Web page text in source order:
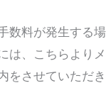
数料が発生する場
は、こちらよりメ
をさせていただき